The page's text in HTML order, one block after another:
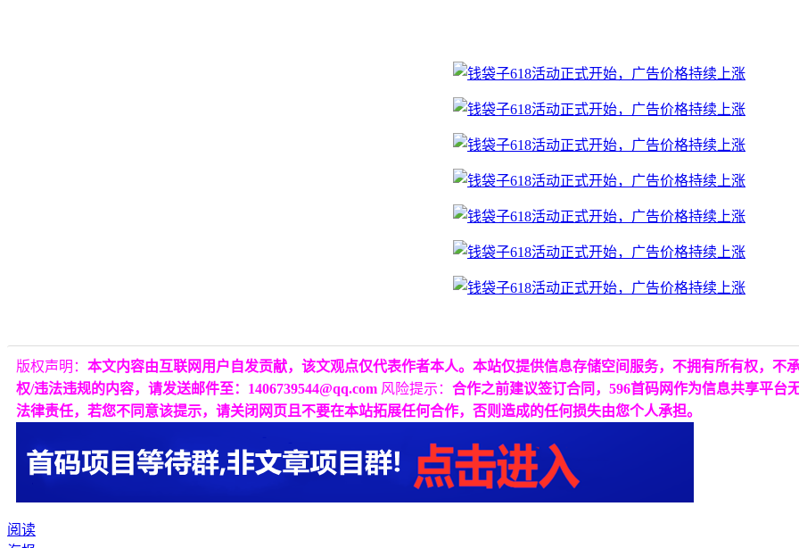
版权声明： 本文内容由互联网用户自发贡献，该文观点仅代表作者本人。本站仅提供信息存储空间服务，不拥有所有权，不
权/违法违规的内容，请发送邮件至：1406739544@qq.com 风险提示： 合作之前建议签订合同，596首码网作为信息共享平台
法律责任，若您不同意该提示，请关闭网页且不要在本站拓展任何合作，否则造成的任何损失由您个人承担。
阅读